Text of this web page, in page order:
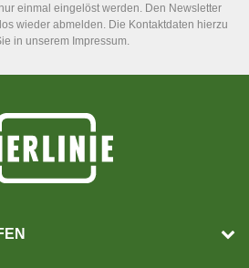
einmal eingelöst werden. Den Newsletter
wieder abmelden. Die Kontaktdaten hierzu
in unserem Impressum.